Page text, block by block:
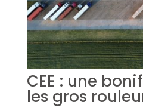
CEE : une
les gros